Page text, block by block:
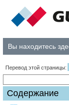
Вы находитесь
Перевод этой страницы:
Содержание